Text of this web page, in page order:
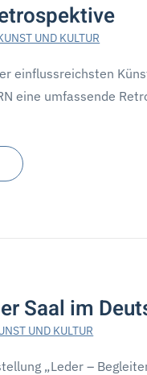
UND KULTUR
einfluss­reichs­ten
eine umfas­sende
Saal im
UND KULTUR
„Leder –